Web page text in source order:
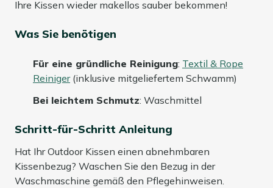
Ihre Kissen wieder makellos sauber bekommen!
Was Sie benötigen
Für eine gründliche Reinigung: Textil & Rope
Reiniger(inklusive mitgeliefertem Schwamm)
Bei leichtem Schmutz: Waschmittel
Schritt-für-Schritt Anleitung
Hat Ihr Outdoor Kissen einen abnehmbaren
Kissenbezug? Waschen Sie den Bezug in der
Waschmaschine gemäß den Pflegehinweisen.